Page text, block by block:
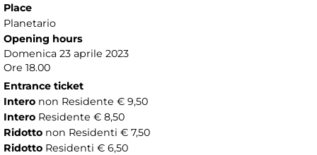
Place
Planetario
Opening hours
Domenica 23 aprile 2023
Ore 18.00
Entrance ticket
Intero non Residente € 9,50
Intero Residente € 8,50
Ridotto non Residenti € 7,50
Ridotto Residenti € 6,50